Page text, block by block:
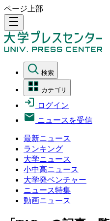
ページ上部
density_medium
検索
カテゴリ
ログイン
ニュースを受信
最新ニュース
ランキング
大学ニュース
小中高ニュース
大学発ベンチャー
ニュース特集
動画ニュース